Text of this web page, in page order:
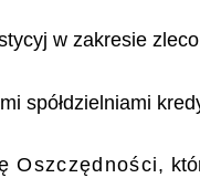
w zakresie
spółdzielniami
Oszczędności,